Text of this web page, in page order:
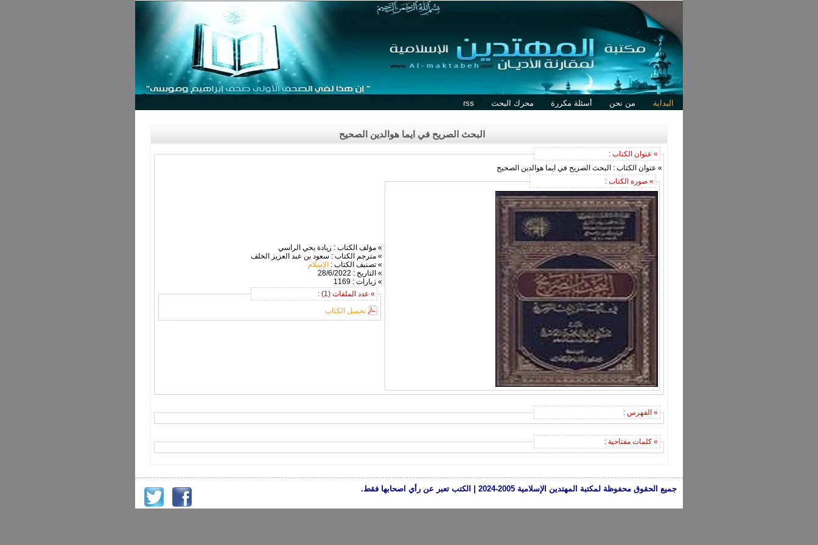
البداية من نحن أسئلة مكررة محرك البحث rss
البحث الصريح في ايما هوالدين الصحيح
» عنوان الكتاب :
» عنوان الكتاب : البحث الصريح في ايما هوالدين الصحيح
» صورة الكتاب :
» مؤلف الكتاب : زيادة يحي الراسي
» مترجم الكتاب : سعود بن عبد العزيز الخلف
» تصنيف الكتاب : الإسلام
» التاريخ : 28/6/2022
» زيارات : 1169
» عدد الملفات (1) :
تحميل الكتاب
» الفهرس :
» كلمات مفتاحية :
جميع الحقوق محفوظة لمكتبة المهتدين الإسلامية 2005-2024 | الكتب تعبر عن رأي اصحابها فقط.